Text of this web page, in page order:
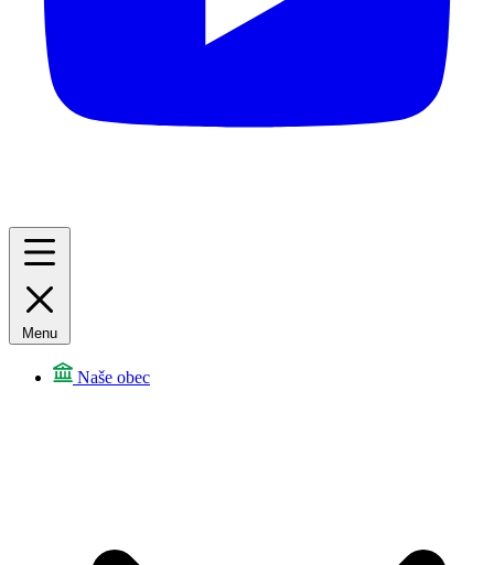
Menu
Naše obec